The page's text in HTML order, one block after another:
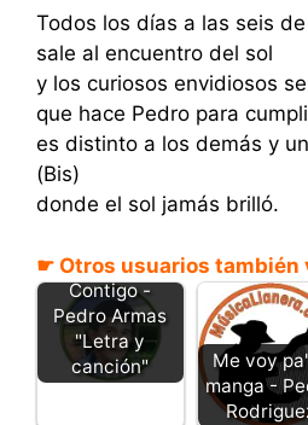
Todos los días a las seis
sale al encuentro del sol
y los curiosos envidiosos
que hace Pedro para
es distinto a los demás y
(Bis)
donde el sol jamás brilló.
☛ Otros usuarios también
Soñando
Contigo -
Pedro Armas
"Letra y
canción"
Me voy
manga -